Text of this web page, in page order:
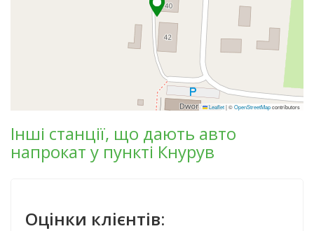
Leaflet|©OpenStreetMapcontributors
Інші станції, що дають авто
напрокат у пункті Кнурув
Оцінки клієнтів: